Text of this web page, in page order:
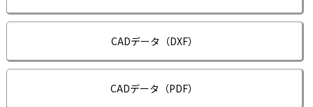
CADデータ（DXF）
CADデータ（PDF）